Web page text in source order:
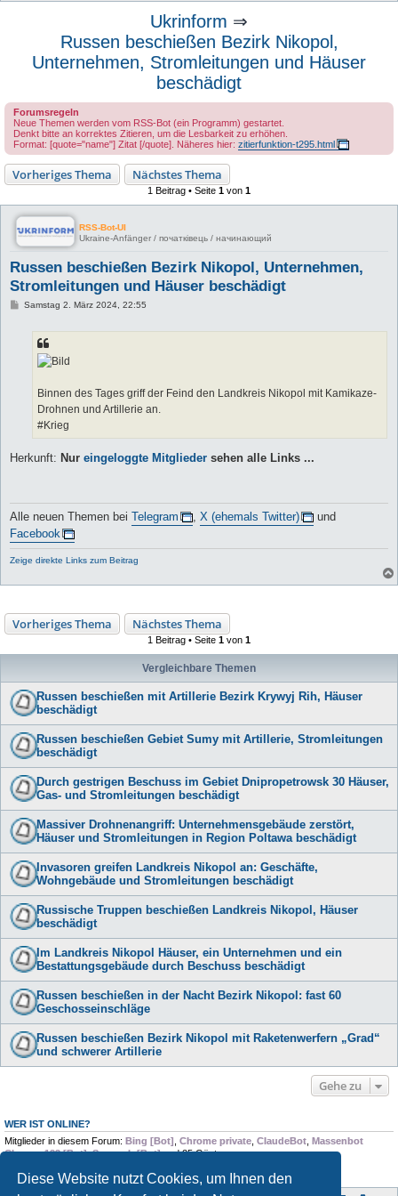
Diese Website nutzt Cookies, um Ihnen den
Ukrinform ⇒
Russen beschießen Bezirk Nikopol,
Unternehmen, Stromleitungen und Häuser
beschädigt
Forumsregeln
Neue Themen werden vom RSS-Bot (ein Programm) gestartet.
Denkt bitte an korrektes Zitieren, um die Lesbarkeit zu erhöhen.
Format: [quote="name"] Zitat [/quote]. Näheres hier: zitierfunktion-t295.html
Vorheriges Thema Nächstes Thema
1 Beitrag • Seite 1 von 1
RSS-Bot-UI
Ukraine-Anfänger / початківець / начинающий
Russen beschießen Bezirk Nikopol, Unternehmen,
Stromleitungen und Häuser beschädigt
BSamstag 2. März 2024, 22:55
Binnen des Tages griff der Feind den Landkreis Nikopol mit Kamikaze-
Drohnen und Artillerie an.
#Krieg
Herkunft: Nur eingeloggte Mitglieder sehen alle Links ...
Alle neuen Themen bei Telegram X (ehemals Twitter)
und
Facebook
Zeige direkte Links zum Beitrag
Vorheriges Thema Nächstes Thema
1 Beitrag • Seite 1 von 1
Vergleichbare Themen
Russen beschießen mit Artillerie Bezirk Krywyj Rih, Häuser
beschädigt
Russen beschießen Gebiet Sumy mit Artillerie, Stromleitungen
beschädigt
Durch gestrigen Beschuss im Gebiet Dnipropetrowsk 30 Häuser,
Gas- und Stromleitungen beschädigt
Massiver Drohnenangriff: Unternehmensgebäude zerstört,
Häuser und Stromleitungen in Region Poltawa beschädigt
Invasoren greifen Landkreis Nikopol an: Geschäfte,
Wohngebäude und Stromleitungen beschädigt
Russische Truppen beschießen Landkreis Nikopol, Häuser
beschädigt
Im Landkreis Nikopol Häuser, ein Unternehmen und ein
Bestattungsgebäude durch Beschuss beschädigt
Russen beschießen in der Nacht Bezirk Nikopol: fast 60
Geschosseinschläge
Russen beschießen Bezirk Nikopol mit Raketenwerfern „Grad“
und schwerer Artillerie
Gehe zu
WER IST ONLINE?
Mitglieder in diesem Forum: Bing [Bot] Chrome private ClaudeBot Massenbot
Chrome 123 [Bot],Semrush [Bot]und 25 Gäste